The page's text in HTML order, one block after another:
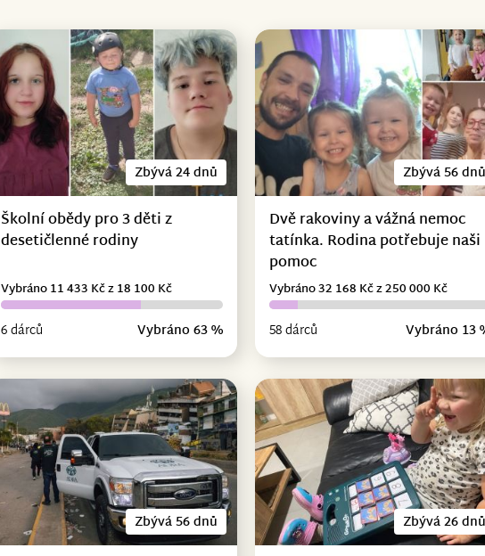
Zbývá 24 dnů
Školní obědy pro 3 děti z
desetičlenné rodiny
6 dárců Vybráno 63 %
Vybráno 11 433 Kč z 18 100 Kč
Zbývá 56 dnů
Dvě rakoviny a vážná nemoc
tatínka. Rodina potřebuje naši
pomoc
58 dárců Vybráno 13
Vybráno 32 168 Kč z 250 000 Kč
Zbývá 56 dnů Zbývá 26 dnů